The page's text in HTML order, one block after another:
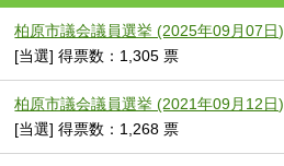
柏原市議会議員選挙 (2025年09月07日)
[当選] 得票数：1,305 票
柏原市議会議員選挙 (2021年09月12日)
[当選] 得票数：1,268 票